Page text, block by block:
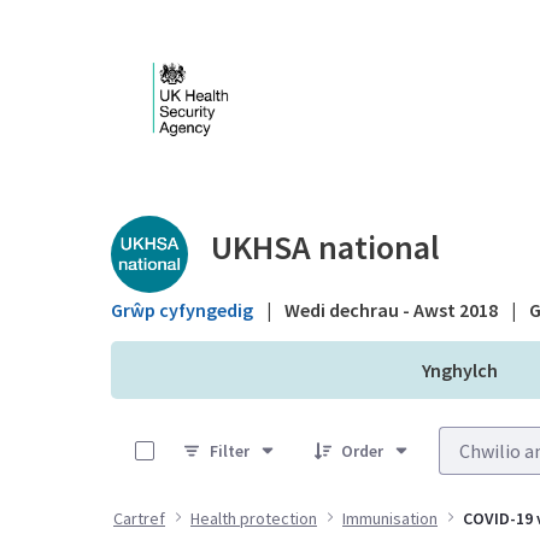
Public library -
UKHSA national
Grŵp cyfyngedig | Wedi dechrau - Awst 2018 |
Ynghylch
Filter
Order
Cartref Health protection Immunisation COVID-